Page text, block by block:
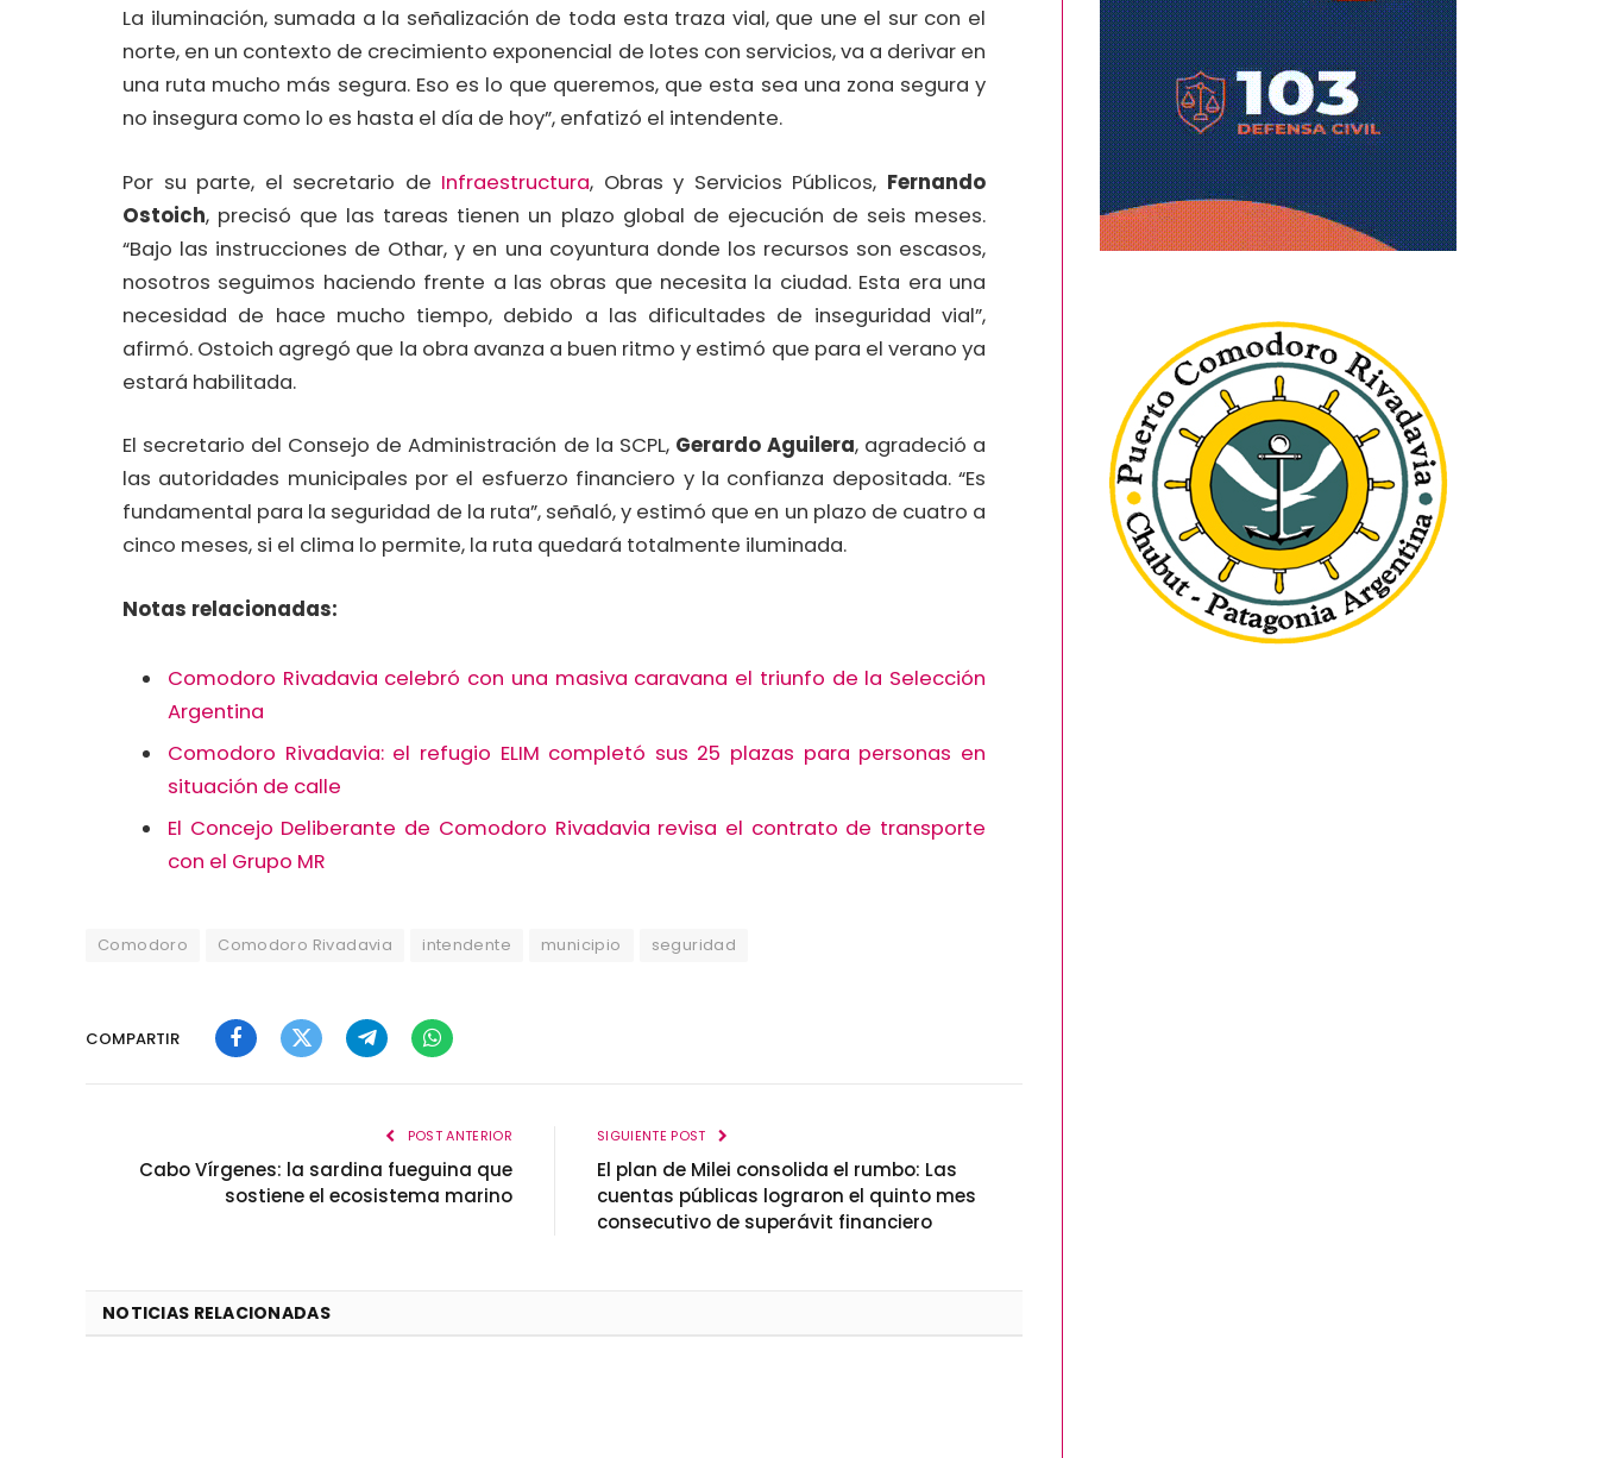
La iluminación, sumada a la señalización de toda esta traza vial, que une el sur con el
norte, en un contexto de crecimiento exponencial de lotes con servicios, va a derivar en
una ruta mucho más segura. Eso es lo que queremos, que esta sea una zona segura y
no insegura como lo es hasta el día de hoy”, enfatizó el intendente.
Por su parte, el secretario de Infraestructura, Obras y Servicios Públicos, Fernando
Ostoich, precisó que las tareas tienen un plazo global de ejecución de seis meses.
“Bajo las instrucciones de Othar, y en una coyuntura donde los recursos son escasos,
nosotros seguimos haciendo frente a las obras que necesita la ciudad. Esta era una
necesidad de hace mucho tiempo, debido a las dificultades de inseguridad vial”,
afirmó. Ostoich agregó que la obra avanza a buen ritmo y estimó que para el verano ya
estará habilitada.
El secretario del Consejo de Administración de la SCPL, Gerardo Aguilera, agradeció a
las autoridades municipales por el esfuerzo financiero y la confianza depositada. “Es
fundamental para la seguridad de la ruta”, señaló, y estimó que en un plazo de cuatro a
cinco meses, si el clima lo permite, la ruta quedará totalmente iluminada.
Notas relacionadas:
Comodoro Rivadavia celebró con una masiva caravana el triunfo de la Selección
Argentina
Comodoro Rivadavia: el refugio ELIM completó sus 25 plazas para personas en
situación de calle
El Concejo Deliberante de Comodoro Rivadavia revisa el contrato de transporte
con el Grupo MR
Comodoro Comodoro Rivadavia intendente municipio seguridad
COMPARTIR
FacebookTwitterTelegramWhatsApp
POST ANTERIOR
Cabo Vírgenes: la sardina fueguina que
sostiene el ecosistema marino
SIGUIENTE POST
El plan de Milei consolida el rumbo: Las
cuentas públicas lograron el quinto mes
consecutivo de superávit financiero
NOTICIAS RELACIONADAS